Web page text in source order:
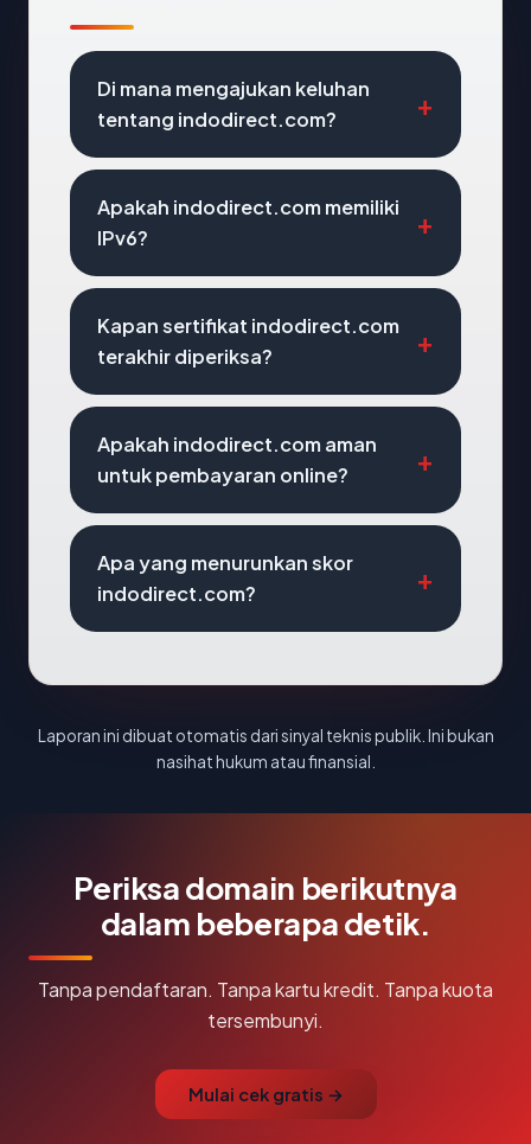
Di mana mengajukan keluhan
tentang indodirect.com?
Apakah indodirect.com memiliki
IPv6?
Kapan sertifikat indodirect.com
terakhir diperiksa?
Apakah indodirect.com aman
untuk pembayaran online?
Apa yang menurunkan skor
indodirect.com?
Laporan ini dibuat otomatis dari sinyal teknis publik. Ini bukan
nasihat hukum atau finansial.
Periksa domain berikutnya
dalam beberapa detik.
Tanpa pendaftaran. Tanpa kartu kredit. Tanpa kuota
tersembunyi.
Mulai cek gratis →